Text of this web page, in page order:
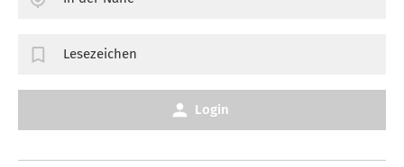
Lesezeichen
Login